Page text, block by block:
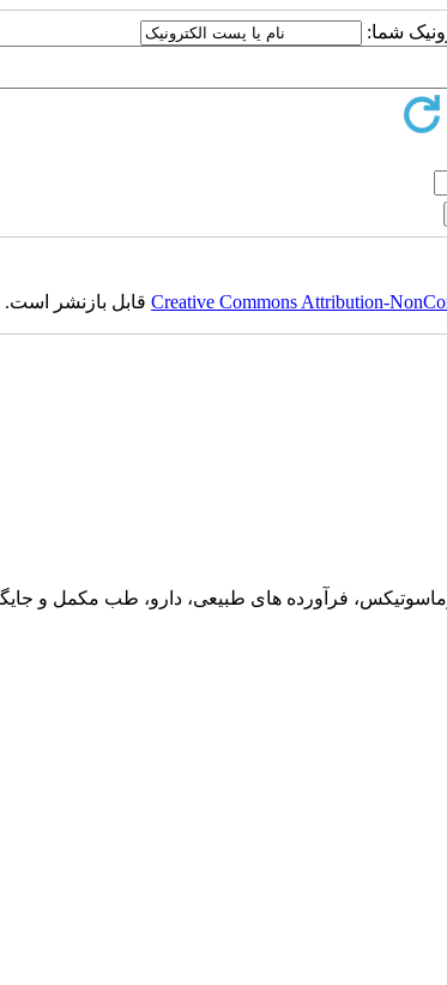
شما:
Creative Commons Attribution-قابل بازنشر است.
فرآورده های طبیعی، دارو، طب مکمل و